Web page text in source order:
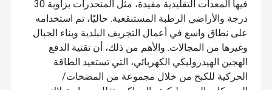
فيها المعدات التقليدية مقيدة، مثل المنحدرات بزاوية 30
درجة والأراضي الرطبة المستنقعية. حاليًا، تم استخدامه
على نطاق واسع في أعمال التجريف البلدية وبناء الجبال
وغيرها من المجالات. والأهم من ذلك، أن تقنية الدفع
الهجين الهيدروليكي الكهربائي، التي تستعيد الطاقة
الحركية للكبح من خلال مجموعة من المضخات/